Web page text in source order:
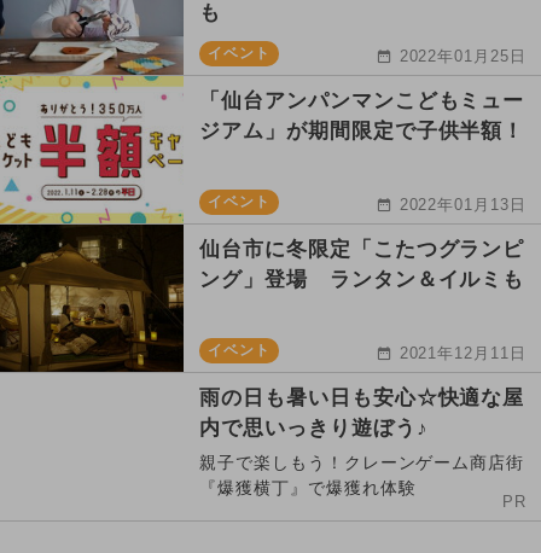
も
イベント 2022年01月25日
「仙台アンパンマンこどもミュー
ジアム」が期間限定で子供半額！
イベント 2022年01月13日
仙台市に冬限定「こたつグランピ
ング」登場 ランタン＆イルミも
イベント 2021年12月11日
雨の日も暑い日も安心☆快適な屋
内で思いっきり遊ぼう♪
親子で楽しもう！クレーンゲーム商店街
『爆獲横丁』で爆獲れ体験
PR